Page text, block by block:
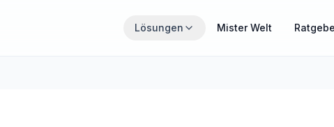
Lösungen Mister Welt